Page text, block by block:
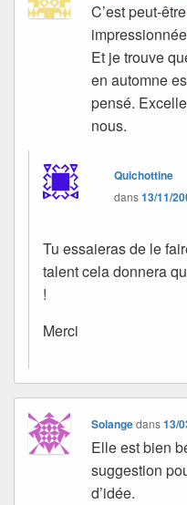
C’est peut-
Et je trouve
en automne
pensé.
nous.
Quichottine
dans13/11/
Tu essaieras de le
talent cela donnera
!
Merci
Solangedans13/
Elle est bien
suggestion
d’idée.